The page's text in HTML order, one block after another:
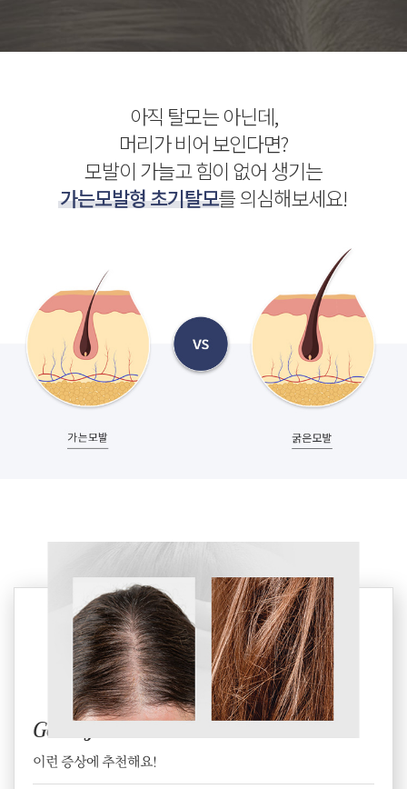
아직 탈모는 아닌데,
머리가 비어 보인다면?
모발이 가늘고 힘이 없어 생기는
가는모발형 초기탈모를 의심해보세요!
Good for
이런 증상에 추천해요!